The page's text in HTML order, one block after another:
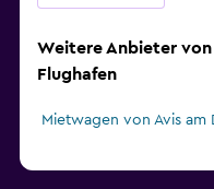
Weitere Anbieter
Flughafen
Mietwagen von Avis am